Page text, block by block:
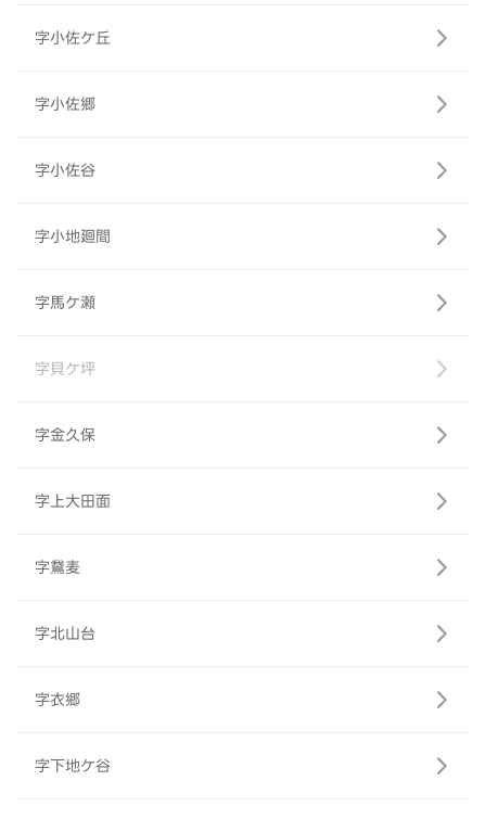
字小佐ケ丘
字小佐郷
字小佐谷
字小地廻間
字馬ケ瀬
字貝ケ坪
字金久保
字上大田面
字鵞麦
字北山台
字衣郷
字下地ケ谷